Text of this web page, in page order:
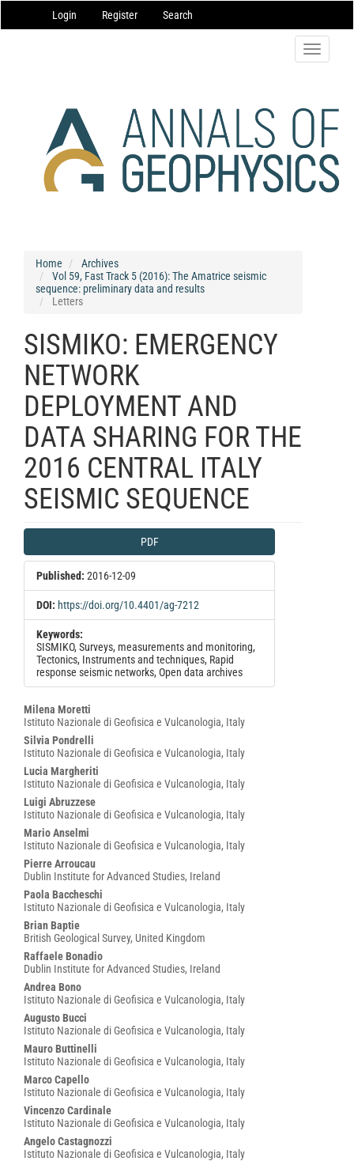
Navigation
Main
Login Register Search
Toggle
Home
Archives
Vol 59, Fast Track 5 (2016): The Amatrice seismic
sequence: preliminary data and results
Letters
SISMIKO: EMERGENCY
NETWORK
DEPLOYMENT AND
DATA SHARING FOR THE
2016 CENTRAL ITALY
SEISMIC SEQUENCE
Article
Sidebar
PDF
Published: 2016-12-09
DOI: https://doi.org/10.4401/ag-7212
Keywords:
SISMIKO, Surveys, measurements and monitoring,
Tectonics, Instruments and techniques, Rapid
response seismic networks, Open data archives
Main
Article
Content
Milena Moretti
Istituto Nazionale di Geofisica e Vulcanologia, Italy
Silvia Pondrelli
Istituto Nazionale di Geofisica e Vulcanologia, Italy
Lucia Margheriti
Istituto Nazionale di Geofisica e Vulcanologia, Italy
Luigi Abruzzese
Istituto Nazionale di Geofisica e Vulcanologia, Italy
Mario Anselmi
Istituto Nazionale di Geofisica e Vulcanologia, Italy
Pierre Arroucau
Dublin Institute for Advanced Studies, Ireland
Paola Baccheschi
Istituto Nazionale di Geofisica e Vulcanologia, Italy
Brian Baptie
British Geological Survey, United Kingdom
Raffaele Bonadio
Dublin Institute for Advanced Studies, Ireland
Andrea Bono
Istituto Nazionale di Geofisica e Vulcanologia, Italy
Augusto Bucci
Istituto Nazionale di Geofisica e Vulcanologia, Italy
Mauro Buttinelli
Istituto Nazionale di Geofisica e Vulcanologia, Italy
Marco Capello
Istituto Nazionale di Geofisica e Vulcanologia, Italy
Vincenzo Cardinale
Istituto Nazionale di Geofisica e Vulcanologia, Italy
Angelo Castagnozzi
Istituto Nazionale di Geofisica e Vulcanologia, Italy